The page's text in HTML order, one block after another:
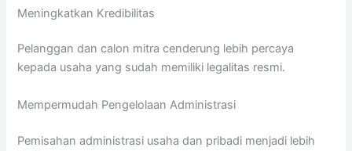
Meningkatkan Kredibilitas
Pelanggan dan calon mitra cenderung lebih percaya
kepada usaha yang sudah memiliki legalitas resmi.
Mempermudah Pengelolaan Administrasi
Pemisahan administrasi usaha dan pribadi menjadi lebih